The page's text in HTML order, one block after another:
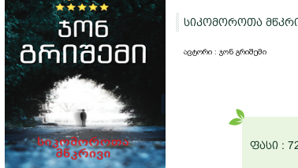
სიკომოროთა
ავტორი : ჯონ გრიშემი
ფასი :